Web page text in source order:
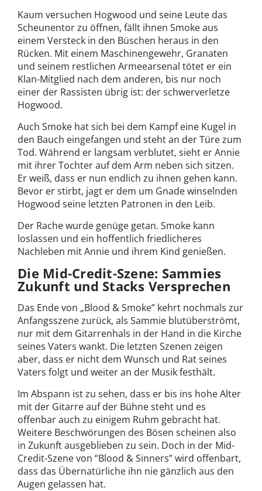
Kaum versuchen Hogwood und seine Leute das
Scheunentor zu öffnen, fällt ihnen Smoke aus
einem Versteck in den Büschen heraus in den
Rücken. Mit einem Maschinengewehr, Granaten
und seinem restlichen Armeearsenal tötet er ein
Klan-Mitglied nach dem anderen, bis nur noch
einer der Rassisten übrig ist: der schwerverletze
Hogwood.
Auch Smoke hat sich bei dem Kampf eine Kugel in
den Bauch eingefangen und steht an der Türe zum
Tod. Während er langsam verblutet, sieht er Annie
mit ihrer Tochter auf dem Arm neben sich sitzen.
Er weiß, dass er nun endlich zu ihnen gehen kann.
Bevor er stirbt, jagt er dem um Gnade winselnden
Hogwood seine letzten Patronen in den Leib.
Der Rache wurde genüge getan. Smoke kann
loslassen und ein hoffentlich friedlicheres
Nachleben mit Annie und ihrem Kind genießen.
Die Mid-Credit-Szene: Sammies
Zukunft und Stacks Versprechen
Das Ende von „Blood & Smoke” kehrt nochmals zur
Anfangsszene zurück, als Sammie blutüberströmt,
nur mit dem Gitarrenhals in der Hand in die Kirche
seines Vaters wankt. Die letzten Szenen zeigen
aber, dass er nicht dem Wunsch und Rat seines
Vaters folgt und weiter an der Musik festhält.
Im Abspann ist zu sehen, dass er bis ins hohe Alter
mit der Gitarre auf der Bühne steht und es
offenbar auch zu einigem Ruhm gebracht hat.
Weitere Beschwörungen des Bösen scheinen also
in Zukunft ausgeblieben zu sein. Doch in der Mid-
Credit-Szene von “Blood & Sinners” wird offenbart,
dass das Übernatürliche ihn nie gänzlich aus den
Augen gelassen hat.